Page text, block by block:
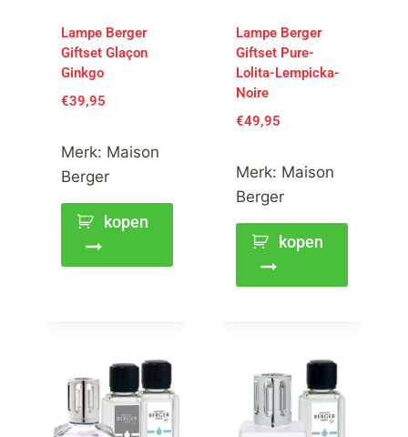
Lampe Berger
Giftset Glaçon
Ginkgo
€39,95
Merk: Maison
Berger
kopen
Lampe Berger
Giftset Pure-
Lolita-Lempicka-
Noire
€49,95
Merk: Maison
Berger
kopen